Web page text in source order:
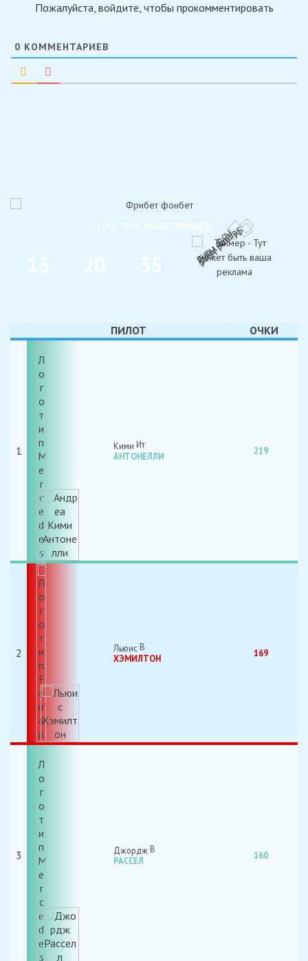
Пожалуйста, войдите, чтобы прокомментировать
0 КОММЕНТАРИЕВ
ГРАН-ПРИ НИДЕРЛАНДОВ
15 20 35
ПИЛОТ ОЧКИ
1
Кими
АНТОНЕЛЛИ
219
2
Льюис
ХЭМИЛТОН
169
3
Джордж
РАССЕЛ
160